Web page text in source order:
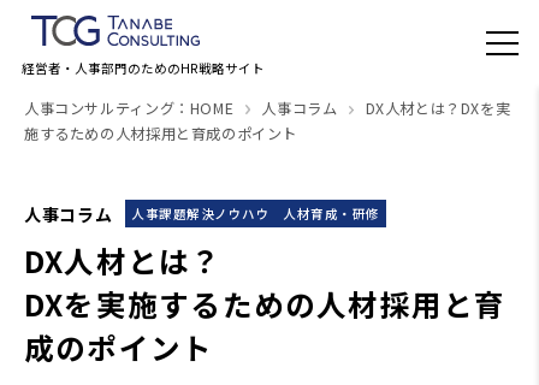
経営者・人事部門のためのHR戦略サイト
人事コンサルティング：HOME 人事コラム
DX人材とは？DXを実
施するための人材採用と育成のポイント
人事コラム 人事課題解決ノウハウ 人材育成・研修
DX人材とは？
DXを実施するための人材採用と育
成のポイント